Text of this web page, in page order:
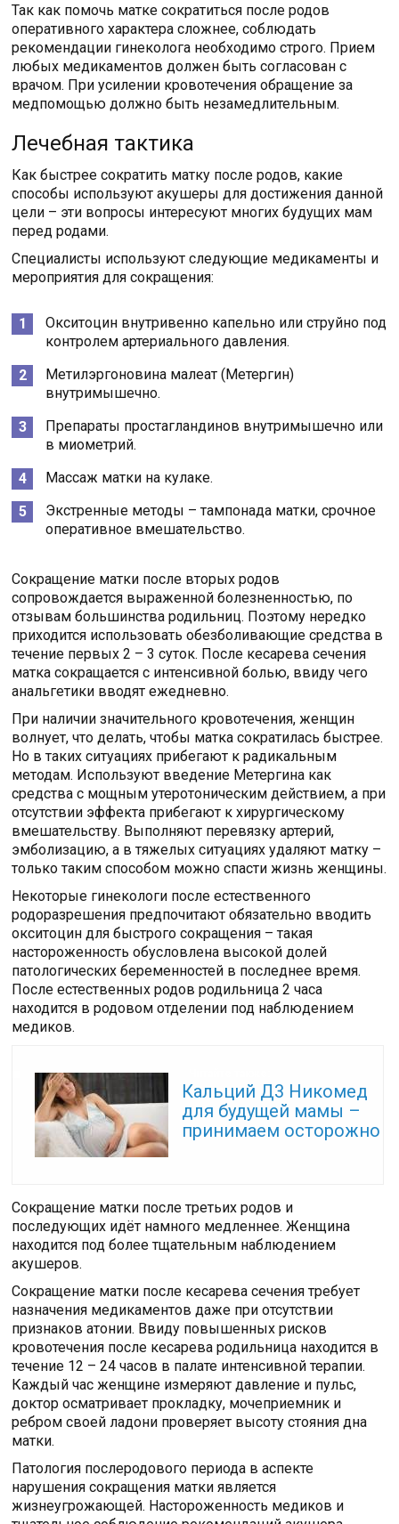
Так как помочь матке сократиться после родов
оперативного характера сложнее, соблюдать
рекомендации гинеколога необходимо строго. Прием
любых медикаментов должен быть согласован с
врачом. При усилении кровотечения обращение за
медпомощью должно быть незамедлительным.
Лечебная тактика
Как быстрее сократить матку после родов, какие
способы используют акушеры для достижения данной
цели – эти вопросы интересуют многих будущих мам
перед родами.
Специалисты используют следующие медикаменты и
мероприятия для сокращения:
Окситоцин внутривенно капельно или струйно под
контролем артериального давления.
Метилэргоновина малеат (Метергин)
внутримышечно.
Препараты простагландинов внутримышечно или
в миометрий.
Массаж матки на кулаке.
Экстренные методы – тампонада матки, срочное
оперативное вмешательство.
Сокращение матки после вторых родов
сопровождается выраженной болезненностью, по
отзывам большинства родильниц. Поэтому нередко
приходится использовать обезболивающие средства в
течение первых 2 – 3 суток. После кесарева сечения
матка сокращается с интенсивной болью, ввиду чего
анальгетики вводят ежедневно.
При наличии значительного кровотечения, женщин
волнует, что делать, чтобы матка сократилась быстрее.
Но в таких ситуациях прибегают к радикальным
методам. Используют введение Метергина как
средства с мощным утеротоническим действием, а при
отсутствии эффекта прибегают к хирургическому
вмешательству. Выполняют перевязку артерий,
эмболизацию, а в тяжелых ситуациях удаляют матку –
только таким способом можно спасти жизнь женщины.
Некоторые гинекологи после естественного
родоразрешения предпочитают обязательно вводить
окситоцин для быстрого сокращения – такая
настороженность обусловлена высокой долей
патологических беременностей в последнее время.
После естественных родов родильница 2 часа
находится в родовом отделении под наблюдением
медиков.
Кальций Д3 Никомед
для будущей мамы –
принимаем осторожно
Сокращение матки после третьих родов и
последующих идёт намного медленнее. Женщина
находится под более тщательным наблюдением
акушеров.
Сокращение матки после кесарева сечения требует
назначения медикаментов даже при отсутствии
признаков атонии. Ввиду повышенных рисков
кровотечения после кесарева родильница находится в
течение 12 – 24 часов в палате интенсивной терапии.
Каждый час женщине измеряют давление и пульс,
доктор осматривает прокладку, мочеприемник и
ребром своей ладони проверяет высоту стояния дна
матки.
Патология послеродового периода в аспекте
нарушения сокращения матки является
жизнеугрожающей. Настороженность медиков и